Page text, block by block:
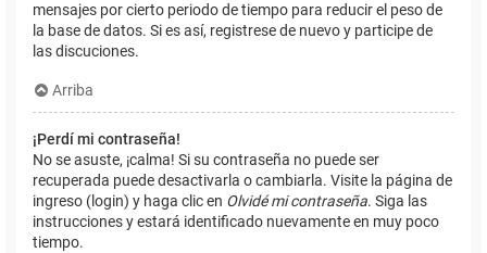
mensajes por cierto periodo de tiempo para reducir el peso de
la base de datos. Si es así, registrese de nuevo y participe de
las discuciones.
Arriba
¡Perdí mi contraseña!
No se asuste, ¡calma! Si su contraseña no puede ser
recuperada puede desactivarla o cambiarla. Visite la página de
ingreso (login) y haga clic en Olvidé mi contraseña. Siga las
instrucciones y estará identificado nuevamente en muy poco
tiempo.